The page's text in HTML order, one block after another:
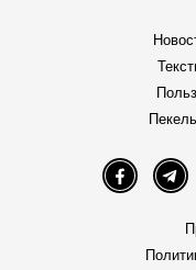
Facebook